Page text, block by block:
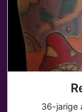
36-jarige